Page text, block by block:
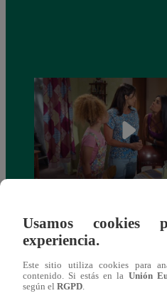
Jenny atan cabos sobre la
Elsa y Wilfredo!
Usamos
experiencia.
Este sitio utiliza cookies para
contenido. Si estás en la Unión
según el RGPD